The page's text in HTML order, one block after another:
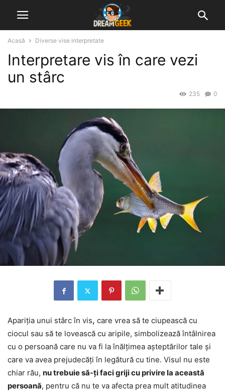
Acasă Diverse vise interpretate
Interpretare vis în care vezi
un stârc
0
235
Apariția unui stârc în vis, care vrea să te ciupească cu
ciocul sau să te lovească cu aripile, simbolizează întâlnirea
cu o persoană care nu va fi la înălțimea așteptărilor tale și
care va avea prejudecăți în legătură cu tine. Visul nu este
chiar rău, nu trebuie să-ți faci griji cu privire la această
persoană, pentru că nu te va afecta prea mult atitudinea